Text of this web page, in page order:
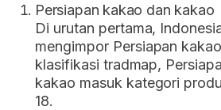
Persiapan kakao dan kakao
Di urutan pertama,
mengimpor Persiapan
klasifikasi tradmap,
kakao masuk kategori
18.